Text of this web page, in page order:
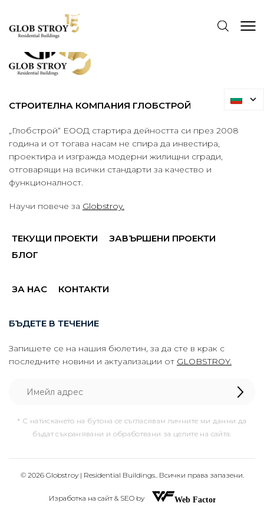
СТРОИТЕЛНА КОМПАНИЯ ГЛОБСТРОЙ
„Глобстрой“ ЕООД стартира дейността си през 2008
година и от тогава насам не спира да инвестира,
проектира и изгражда модерни жилищни сгради,
отговарящи на всички стандарти за качество и
функционалност.
Научи повече за Globstroy.
ТЕКУЩИ ПРОЕКТИ
ЗАВЪРШЕНИ ПРОЕКТИ
БЛОГ
ЗА НАС КОНТАКТИ
БЪДЕТЕ В ТЕЧЕНИЕ
Запишете се на нашия бюлетин, за да сте в крак с
последните новини и актуализации от GLOBSTROY.
* С натискането на бутона се съгласявам личните ми данни да
бъдат съхранявани и обработвани за целите на сайта.
© 2026 Globstroy | Residential Buildings.. Всички права запазени.
Изработка на сайт & SEO by